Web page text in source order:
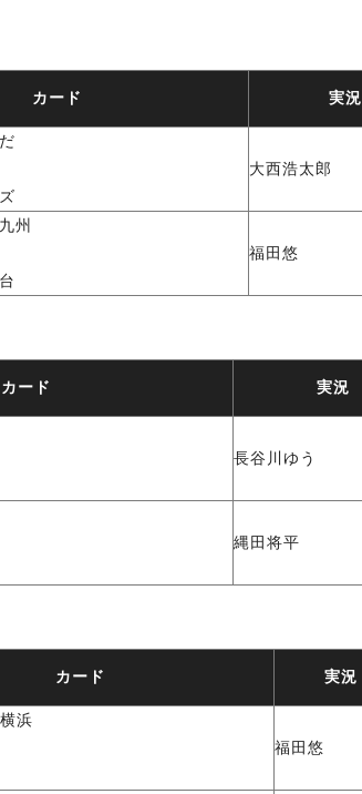
カード 実況
大西浩太郎
州
福田悠
カード 実況
長谷川ゆう
縄田将平
カード 実況
浜
福田悠